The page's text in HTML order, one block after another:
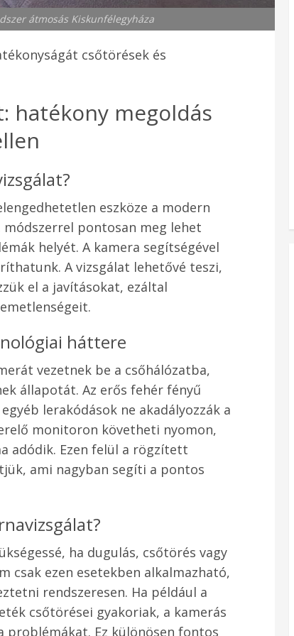
átmosás Kiskunfélegyháza
csőtörések és
hatékony megoldás
eszköze a modern
módszerrel pontosan meg lehet
helyét. A kamera segítségével
A vizsgálat lehetővé teszi,
el a javításokat, ezáltal
háttere
vezetnek be a csőhálózatba,
állapotát. Az erős fehér fényű
lerakódások ne akadályozzák a
monitoron követheti nyomon,
adódik. Ezen felül a rögzített
ami nagyban segíti a pontos
ha dugulás, csőtörés vagy
csak ezen esetekben alkalmazható,
rendszeresen. Ha például a
csőtörései gyakoriak, a kamerás
problémákat. Ez különösen fontos